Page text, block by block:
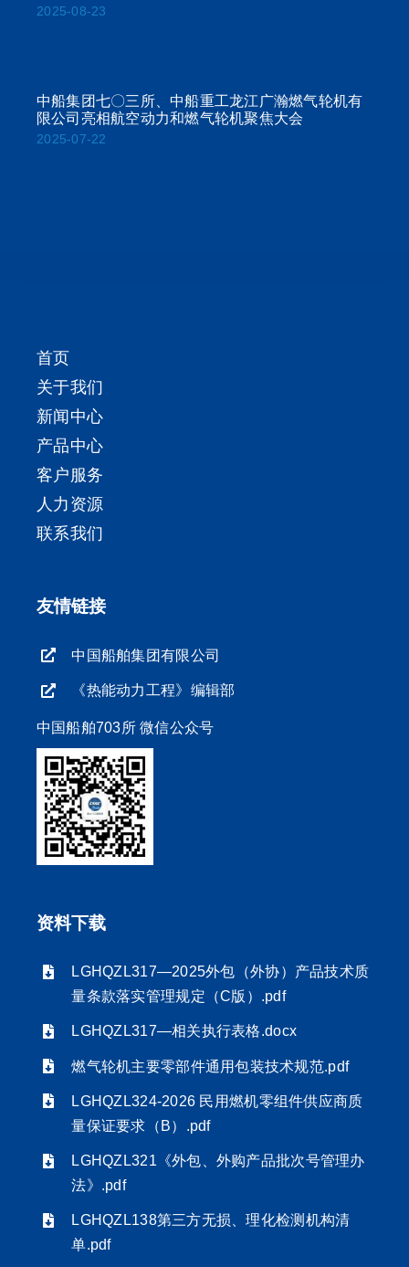
2025-08-23
中船集团七〇三所、中船重工龙江广瀚燃气轮机有
限公司亮相航空动力和燃气轮机聚焦大会
2025-07-22
首页
关于我们
新闻中心
产品中心
客户服务
人力资源
联系我们
友情链接
中国船舶集团有限公司
《热能动力工程》编辑部
中国船舶703所 微信公众号
资料下载
LGHQZL317—2025外包（外协）产品技术质
量条款落实管理规定（C版）.pdf
LGHQZL317—相关执行表格.docx
燃气轮机主要零部件通用包装技术规范.pdf
LGHQZL324-2026 民用燃机零组件供应商质
量保证要求（B）.pdf
LGHQZL321《外包、外购产品批次号管理办
法》.pdf
LGHQZL138第三方无损、理化检测机构清
单.pdf